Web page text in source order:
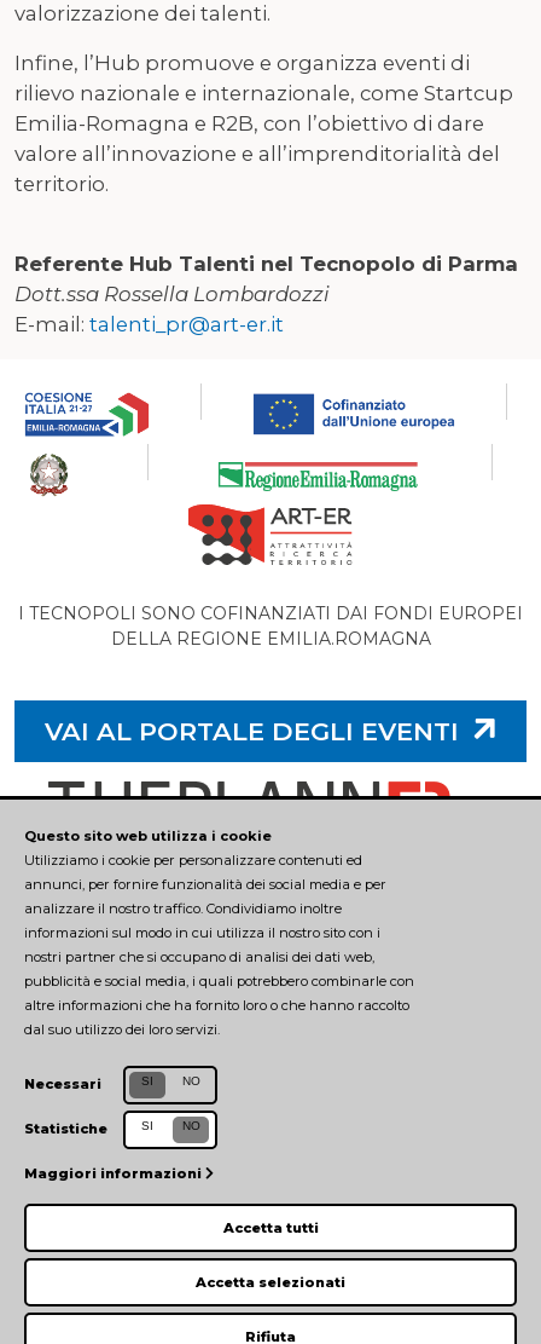
valorizzazione dei talenti.
Infine, l’Hub promuove e organizza eventi di
rilievo nazionale e internazionale, come Startcup
Emilia-Romagna e R2B, con l’obiettivo di dare
valore all’innovazione e all’imprenditorialità del
territorio.
Referente Hub Talenti nel Tecnopolo di Parma
Dott.ssa Rossella Lombardozzi
E-mail: talenti_pr@art-er.it
I TECNOPOLI SONO COFINANZIATI DAI FONDI EUROPEI
DELLA REGIONE EMILIA.ROMAGNA
VAI AL PORTALE DEGLI EVENTI
CONTATTI
tecnopolopr@unipr.it
0521 906541
Università degli Studi di Parma
PRIVACY POLICY|COOKIE POLICY
Questo sito web utilizza i cookie
Utilizziamo i cookie per personalizzare contenuti ed
annunci, per fornire funzionalità dei social media e per
analizzare il nostro traffico. Condividiamo inoltre
informazioni sul modo in cui utilizza il nostro sito con i
nostri partner che si occupano di analisi dei dati web,
pubblicità e social media, i quali potrebbero combinarle con
altre informazioni che ha fornito loro o che hanno raccolto
dal suo utilizzo dei loro servizi.
Necessari SI NO
Statistiche SI NO
Maggiori informazioni
Accetta tutti
Accetta selezionati
Rifiuta